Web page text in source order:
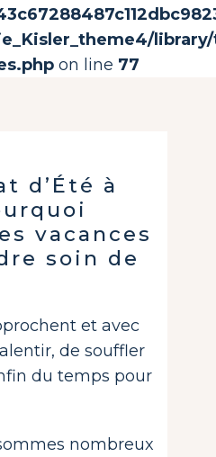
on line 77
d’Été à
vacances
soin de
et avec
de souffler
du temps pour
nombreux